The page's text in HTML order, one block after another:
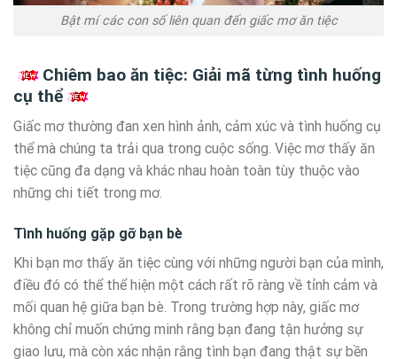
Bật mí các con số liên quan đến giấc mơ ăn tiệc
Chiêm bao ăn tiệc: Giải mã từng tình huống
cụ thể
Giấc mơ thường đan xen hình ảnh, cảm xúc và tình huống cụ
thể mà chúng ta trải qua trong cuộc sống. Việc mơ thấy ăn
tiệc cũng đa dạng và khác nhau hoàn toàn tùy thuộc vào
những chi tiết trong mơ.
Tình huống gặp gỡ bạn bè
Khi bạn mơ thấy ăn tiệc cùng với những người bạn của mình,
điều đó có thể thể hiện một cách rất rõ ràng về tỉnh cảm và
mối quan hệ giữa bạn bè. Trong trường hợp này, giấc mơ
không chỉ muốn chứng minh rằng bạn đang tận hưởng sự
giao lưu, mà còn xác nhận rằng tình bạn đang thật sự bền